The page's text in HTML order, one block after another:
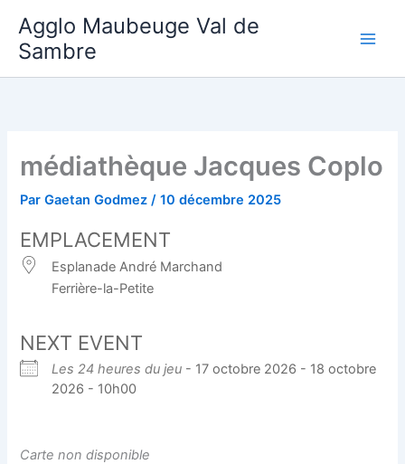
contenu
Agglo Maubeuge Val de
Sambre
médiathèque Jacques Coplo
ParGaetan Godmez/10 décembre 2025
EMPLACEMENT
Esplanade André Marchand
Ferrière-la-Petite
NEXT EVENT
Les 24 heures du jeu - 17 octobre 2026 - 18 octobre
2026 - 10h00
Carte non disponible